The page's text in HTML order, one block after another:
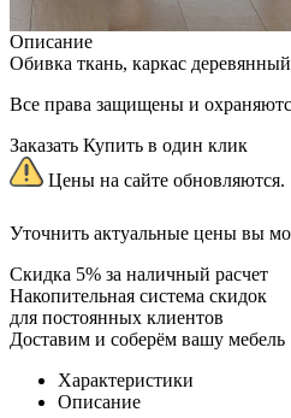
Описание
Обивка ткань, каркас
Все права защищены и
Заказать Купить в один клик
Цены на сайте обновляются.
Уточнить актуальные цены вы
Скидка 5% за наличный расчет
Накопительная система скидок
для постоянных клиентов
Доставим и соберём вашу мебель
Характеристики
Описание